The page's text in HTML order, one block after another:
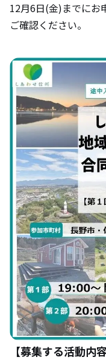
12月6日(金)までにお
ご確認ください。
【募集する活動内容